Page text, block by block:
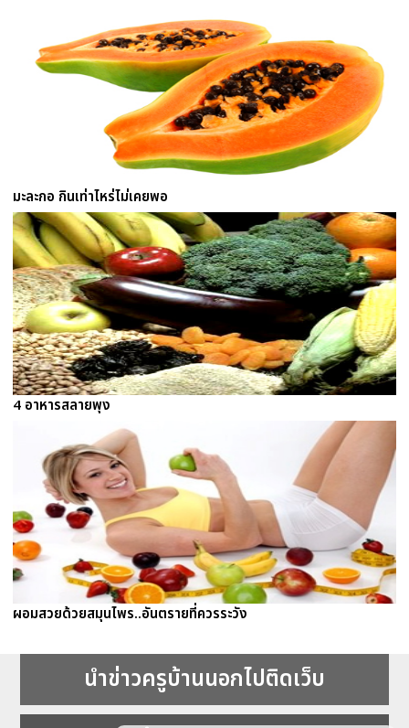
มะละกอ กินเท่าไหร่ไม่เคยพอ
4 อาหารสลายพุง
ผอมสวยด้วยสมุนไพร..อันตรายที่ควรระวัง
นำข่าวครูบ้านนอกไปติดเว็บ